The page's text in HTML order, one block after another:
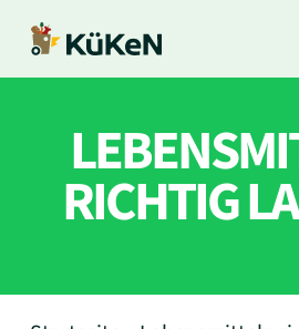
main
RICHTIG